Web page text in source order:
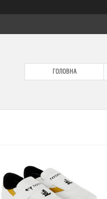
ГОЛОВНА